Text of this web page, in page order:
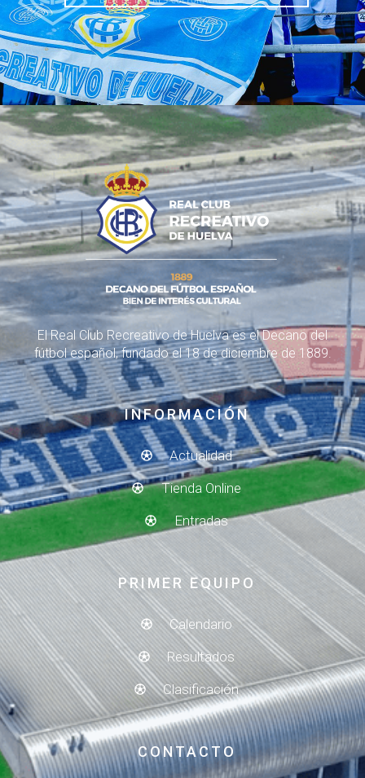
El Real Club Recreativo de Huelva es el Decano del
fútbol español, fundado el 18 de diciembre de 1889.
INFORMACIÓN
Actualidad
Tienda Online
Entradas
PRIMER EQUIPO
Calendario
Resultados
Clasificación
CONTACTO